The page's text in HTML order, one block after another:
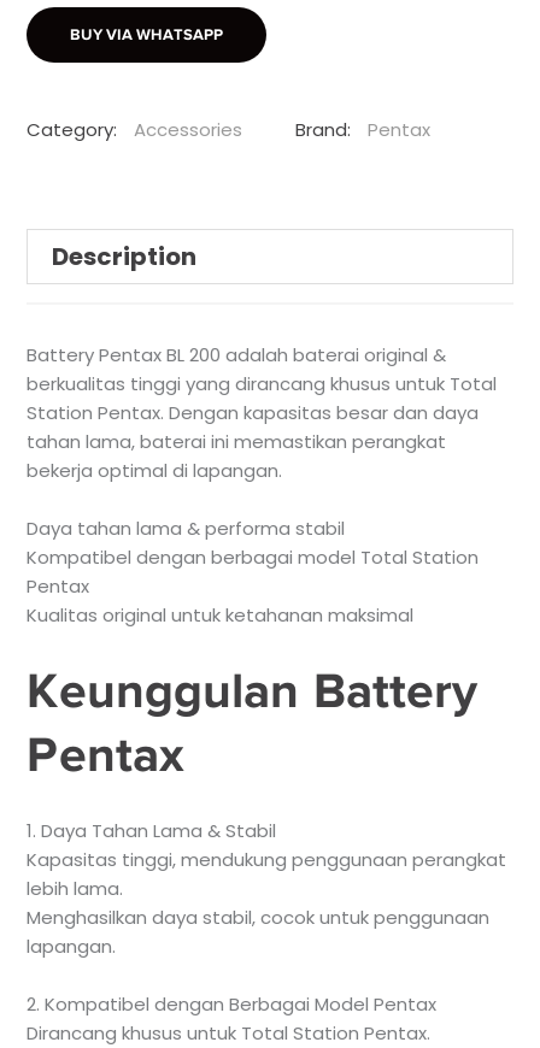
BUY VIA WHATSAPP
Category: Accessories Brand: Pentax
Description
Battery Pentax BL 200 adalah baterai original &
berkualitas tinggi yang dirancang khusus untuk Total
Station Pentax. Dengan kapasitas besar dan daya
tahan lama, baterai ini memastikan perangkat
bekerja optimal di lapangan.
Daya tahan lama & performa stabil
Kompatibel dengan berbagai model Total Station
Pentax
Kualitas original untuk ketahanan maksimal
Keunggulan Battery
Pentax
1. Daya Tahan Lama & Stabil
Kapasitas tinggi, mendukung penggunaan perangkat
lebih lama.
Menghasilkan daya stabil, cocok untuk penggunaan
lapangan.
2. Kompatibel dengan Berbagai Model Pentax
Dirancang khusus untuk Total Station Pentax.